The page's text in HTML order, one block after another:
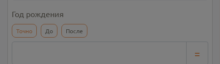
Год рождения
Точно До После
=